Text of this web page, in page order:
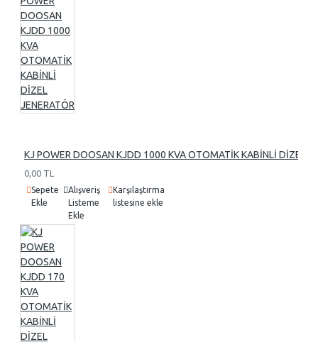
KJ POWER DOOSAN KJDD 1000 KVA OTOMATİK KABİNLİ DİZEL
0,00 TL
Sepete
Ekle
Alışveriş
Listeme
Ekle
Karşılaştırma
listesine ekle